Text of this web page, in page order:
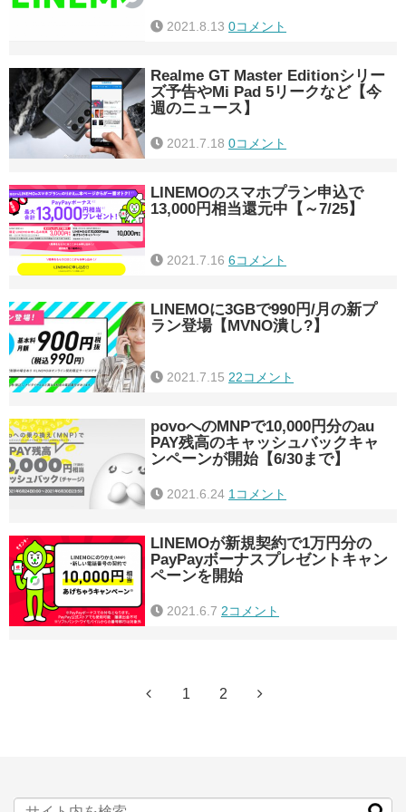
2021.8.13 0コメント
Realme GT Master Editionシリー
ズ予告やMi Pad 5リークなど【今
週のニュース】
2021.7.18 0コメント
LINEMOのスマホプラン申込で
13,000円相当還元中【～7/25】
2021.7.16 6コメント
LINEMOに3GBで990円/月の新プ
ラン登場【MVNO潰し?】
2021.7.15 22コメント
povoへのMNPで10,000円分のau
PAY残高のキャッシュバックキャ
ンペーンが開始【6/30まで】
2021.6.24 1コメント
LINEMOが新規契約で1万円分の
PayPayボーナスプレゼントキャン
ペーンを開始
2021.6.7 2コメント
1 2